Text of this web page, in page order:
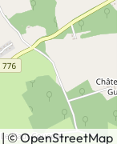
|©OpenStreetMap